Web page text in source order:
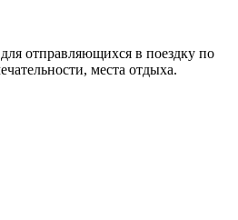
отправляющихся в поездку по
места отдыха.